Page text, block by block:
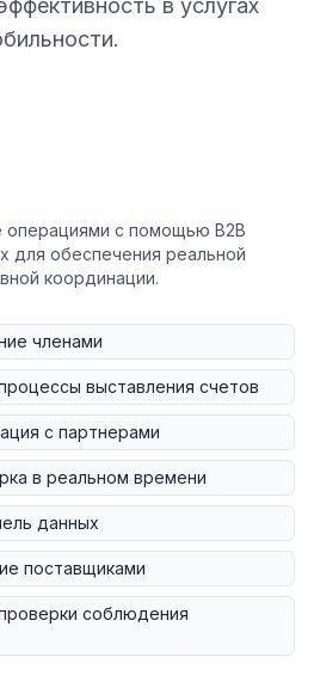
в услугах
операциями с помощью B2B
для обеспечения реальной
координации.
членами
выставления счетов
c партнерами
в реальном времени
данных
поставщиками
соблюдения